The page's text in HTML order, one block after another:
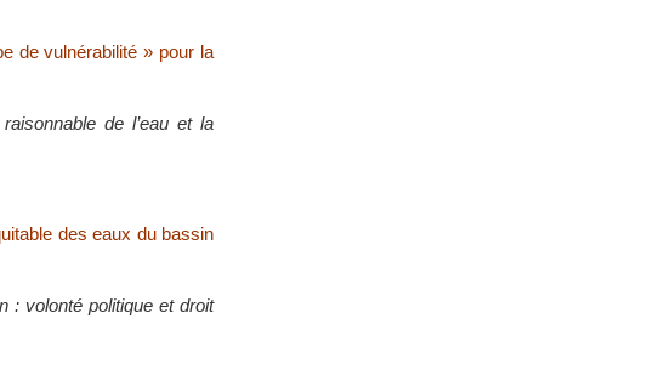
de vulnérabilité » pour la
de l’eau et la
des eaux du bassin
: volonté politique et droit